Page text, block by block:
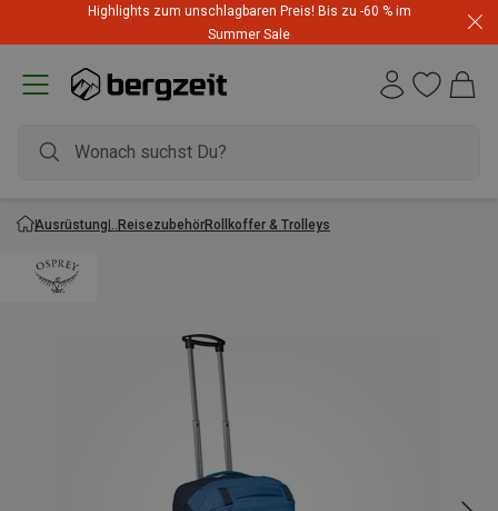
Highlights zum unschlagbaren Preis! Bis zu -60 % im
Summer Sale
Ausrüstung ReisezubehörRollkoffer & Trolleys